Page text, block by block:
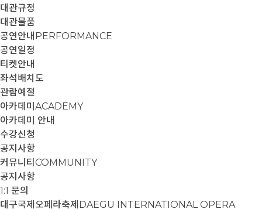
대관규정
대관물품
공연안내 PERFORMANCE
공연일정
티켓안내
좌석배치도
관람예절
아카데미 ACADEMY
아카데미 안내
수강신청
공지사항
커뮤니티 COMMUNITY
공지사항
1:1 문의
대구국제오페라축제 DAEGU INTERNATIONAL OPERA